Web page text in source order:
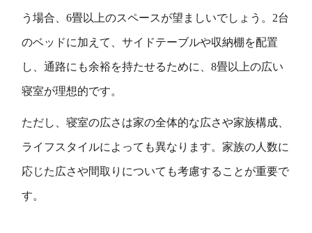
う場合、6畳以上のスペースが望ましいでしょう。2台
のベッドに加えて、サイドテーブルや収納棚を配置
し、通路にも余裕を持たせるために、8畳以上の広い
寝室が理想的です。
ただし、寝室の広さは家の全体的な広さや家族構成、
ライフスタイルによっても異なります。家族の人数に
応じた広さや間取りについても考慮することが重要で
す。